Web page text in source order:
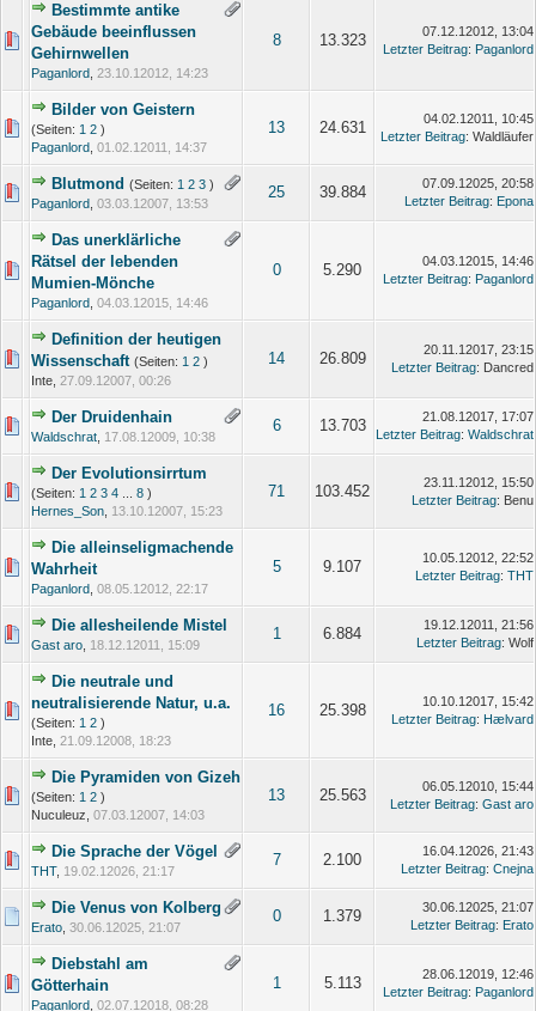
Bestimmte antike
Gebäude beeinflussen
Gehirnwellen
Paganlord 23.10.12012, 14:23
8 13.323
07.12.12012, 13:04
Letzter Beitrag: Paganlord
Bilder von Geistern
(Seiten: 1 2 )
Paganlord 01.02.12011, 14:37
13 24.631
04.02.12011, 10:45
Letzter Beitrag: Waldläufer
Blutmond (Seiten: 1 2 3 )
Paganlord 03.03.12007, 13:53
25 39.884
07.09.12025, 20:58
Letzter Beitrag: Epona
Das unerklärliche
Rätsel der lebenden
Mumien-Mönche
Paganlord 04.03.12015, 14:46
0 5.290
04.03.12015, 14:46
Letzter Beitrag: Paganlord
Definition der heutigen
Wissenschaft (Seiten: 1 2 )
Inte, 27.09.12007, 00:26
14 26.809
20.11.12017, 23:15
Letzter Beitrag: Dancred
Der Druidenhain
Waldschrat 17.08.12009, 10:38
6 13.703
21.08.12017, 17:07
Letzter Beitrag: Waldschrat
Der Evolutionsirrtum
(Seiten: 1 2 3 4 8 )
Hernes_Son 13.10.12007, 15:23
71 103.452
23.11.12012, 15:50
Letzter Beitrag: Benu
Die alleinseligmachende
Wahrheit
Paganlord 08.05.12012, 22:17
5 9.107
10.05.12012, 22:52
Letzter Beitrag: THT
Die allesheilende Mistel
Gast aro 18.12.12011, 15:09
1 6.884
19.12.12011, 21:56
Letzter Beitrag: Wolf
Die neutrale und
neutralisierende Natur, u.a.
(Seiten: 1 2 )
Inte, 21.09.12008, 18:23
16 25.398
10.10.12017, 15:42
Letzter Beitrag: Hælvard
Die Pyramiden von Gizeh
(Seiten: 1 2 )
Nuculeuz, 07.03.12007, 14:03
13 25.563
06.05.12010, 15:44
Letzter Beitrag: Gast aro
Die Sprache der Vögel
THT, 19.02.12026, 21:17
7 2.100
16.04.12026, 21:43
Letzter Beitrag: Cnejna
Die Venus von Kolberg
Erato 30.06.12025, 21:07
0 1.379
30.06.12025, 21:07
Letzter Beitrag: Erato
Diebstahl am
Götterhain
Paganlord 02.07.12018, 08:28
1 5.113
28.06.12019, 12:46
Letzter Beitrag: Paganlord